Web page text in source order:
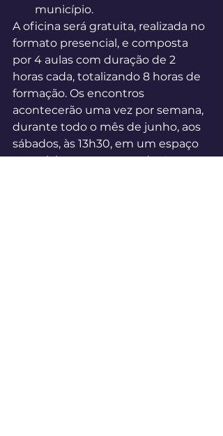
município.
A oficina será gratuita, realizada no
formato presencial, e composta
por 4 aulas com duração de 2
horas cada, totalizando 8 horas de
formação. Os encontros
acontecerão uma vez por semana,
durante todo o mês de junho, aos
sábados, às 13h30, em um espaço
especialmente preparado: A